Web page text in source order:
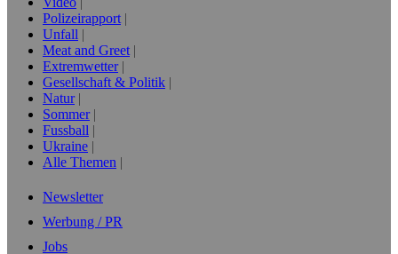
Polizeirapport
Unfall
Meat and Greet
Extremwetter
Gesellschaft & Politik
Natur
Sommer
Fussball
Ukraine
Alle Themen
Newsletter
Werbung / PR
Jobs